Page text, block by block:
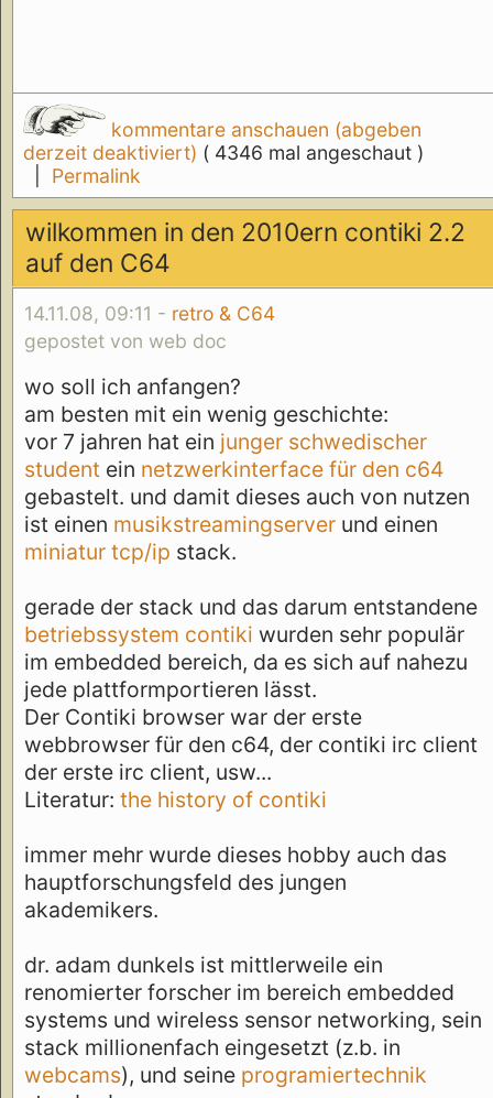
kommentare anschauen (abgeben
derzeit deaktiviert) ( 4346 mal angeschaut )
Permalink
wilkommen in den 2010ern contiki 2.2
auf den C64
14.11.08, 09:11 - retro & C64
gepostet von web doc
wo soll ich anfangen?
am besten mit ein wenig geschichte:
vor 7 jahren hat ein junger schwedischer
student ein netzwerkinterface für den c64
gebastelt. und damit dieses auch von nutzen
ist einen musikstreamingserver und einen
miniatur tcp/ip stack.
gerade der stack und das darum entstandene
betriebssystem contiki wurden sehr populär
im embedded bereich, da es sich auf nahezu
jede plattformportieren lässt.
Der Contiki browser war der erste
webbrowser für den c64, der contiki irc client
der erste irc client, usw...
Literatur: the history of contiki
immer mehr wurde dieses hobby auch das
hauptforschungsfeld des jungen
akademikers.
dr. adam dunkels ist mittlerweile ein
renomierter forscher im bereich embedded
systems und wireless sensor networking, sein
stack millionenfach eingesetzt (z.b. in
webcams), und seine programiertechnik